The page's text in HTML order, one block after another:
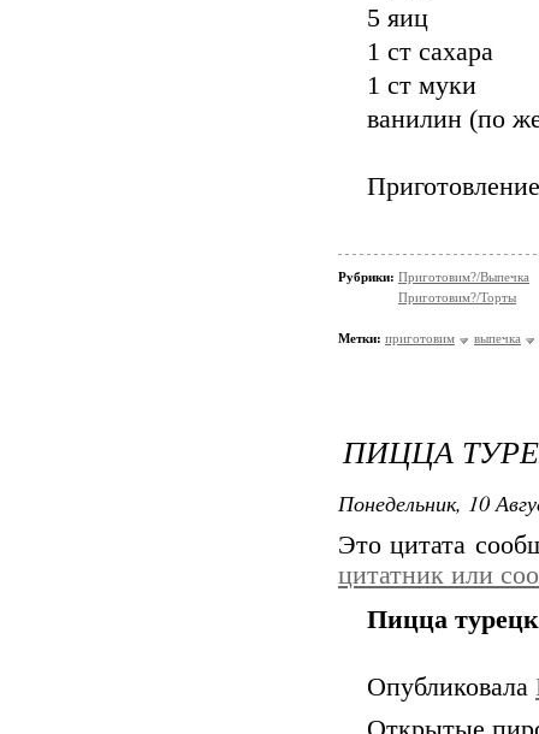
5 яиц
1 ст сахара
1 ст муки
ванилин (по
Рубрики: Приготовим?/Выпечка
Приготовим?/Торты
Метки: приготовим выпечка
ПИЦЦА
Понедельник, 10
Это цитата
цитатник или
Пицца
Опубликовала